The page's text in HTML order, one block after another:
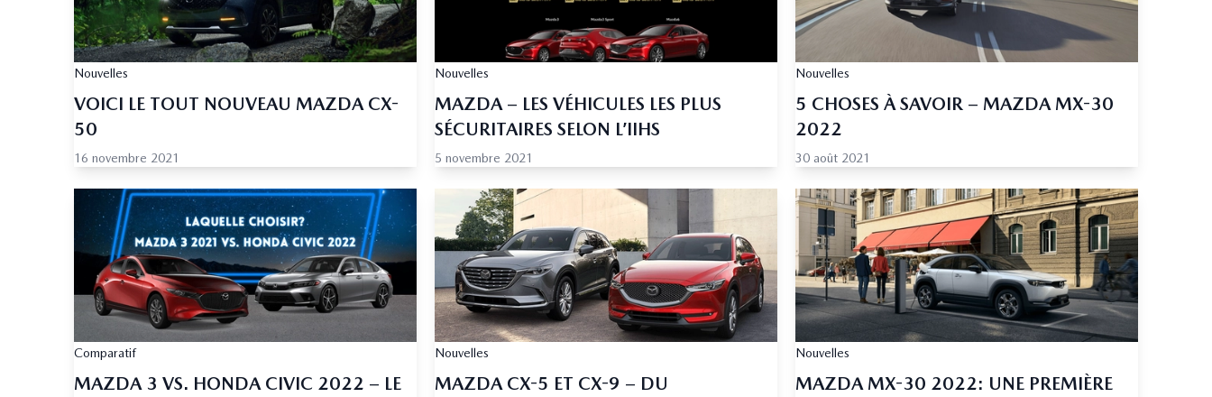
Nouvelles
VOICI LE TOUT NOUVEAU MAZDA CX-
50
16 novembre 2021
Nouvelles
MAZDA – LES VÉHICULES LES PLUS
SÉCURITAIRES SELON L’IIHS
5 novembre 2021
Nouvelles
5 CHOSES À SAVOIR – MAZDA MX-30
2022
30 août 2021
Comparatif
MAZDA 3 VS. HONDA CIVIC 2022 – LE
Nouvelles
MAZDA CX-5 ET CX-9 – DU
Nouvelles
MAZDA MX-30 2022: UNE PREMIÈRE